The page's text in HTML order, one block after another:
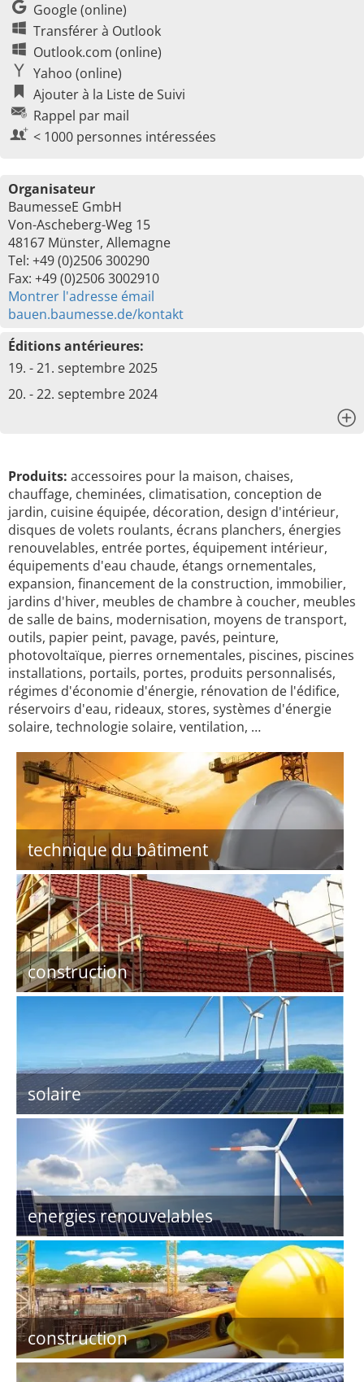
Google (online)
Transférer à Outlook
Outlook.com (online)
Yahoo (online)
Ajouter à la Liste de Suivi
Rappel par mail
< 1000 personnes intéressées
Organisateur
BaumesseE GmbH
Von-Ascheberg-Weg 15
48167 Münster, Allemagne
Tel: +49 (0)2506 300290
Fax: +49 (0)2506 3002910
Montrer l'adresse émail
bauen.baumesse.de/kontakt
Éditions antérieures:
19. - 21. septembre 2025
20. - 22. septembre 2024
Produits: accessoires pour la maison, chaises,
chauffage, cheminées, climatisation, conception de
jardin, cuisine équipée, décoration, design d'intérieur,
disques de volets roulants, écrans planchers, énergies
renouvelables, entrée portes, équipement intérieur,
équipements d'eau chaude, étangs ornementales,
expansion, financement de la construction, immobilier,
jardins d'hiver, meubles de chambre à coucher, meubles
de salle de bains, modernisation, moyens de transport,
outils, papier peint, pavage, pavés, peinture,
photovoltaïque, pierres ornementales, piscines, piscines
installations, portails, portes, produits personnalisés,
régimes d'économie d'énergie, rénovation de l'édifice,
réservoirs d'eau, rideaux, stores, systèmes d'énergie
solaire, technologie solaire, ventilation, …
technique du bâtiment
construction
solaire
energies renouvelables
construction